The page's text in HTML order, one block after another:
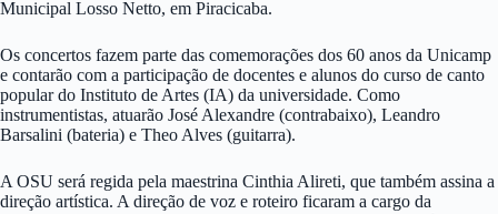
Municipal Losso Netto, em Piracicaba.
Os concertos fazem parte das comemorações dos 60 anos da Unicamp
e contarão com a participação de docentes e alunos do curso de canto
popular do Instituto de Artes (IA) da universidade. Como
instrumentistas, atuarão José Alexandre (contrabaixo), Leandro
Barsalini (bateria) e Theo Alves (guitarra).
A OSU será regida pela maestrina Cinthia Alireti, que também assina a
direção artística. A direção de voz e roteiro ficaram a cargo da